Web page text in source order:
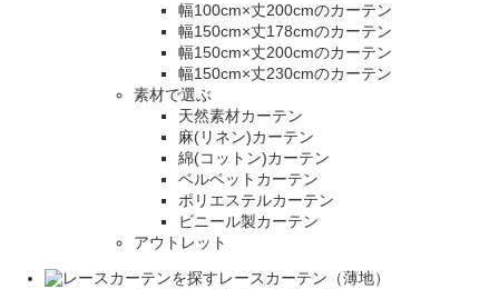
幅100cm×丈200cmのカーテン
幅150cm×丈178cmのカーテン
幅150cm×丈200cmのカーテン
幅150cm×丈230cmのカーテン
素材で選ぶ
天然素材カーテン
麻(リネン)カーテン
綿(コットン)カーテン
ベルベットカーテン
ポリエステルカーテン
ビニール製カーテン
アウトレット
レースカーテン（薄地）